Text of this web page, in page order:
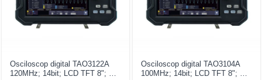
Osciloscop digital TAO3122A
120MHz; 14bit; LCD TFT 8"; Ch:
Osciloscop digital TAO3104A
100MHz; 14bit; LCD TFT 8"; Ch: